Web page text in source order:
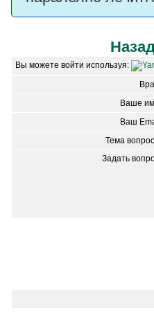
Вы можете войти используя:
Ваше
Ваш
Тема
Задать